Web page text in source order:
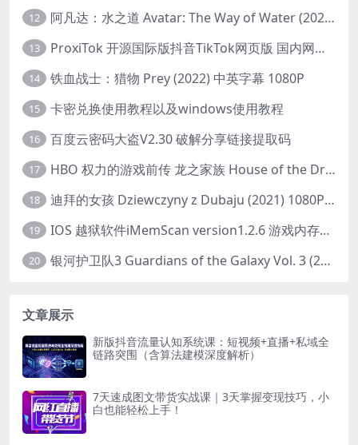
12 阿凡达：水之道 Avatar: The Way of Water (2022) 1080p 2k 4k 中文字幕
13 ProxiTok 开源国际版抖音TikTok网页版 国内网络直连
14 铁血战士：猎物 Prey (2022) 中英字幕 1080P
15 卡密兑换使用教程以及windows使用教程
16 百度云密码大盗V2.30 破解分享链接提取码
17 HBO 权力的游戏前传 龙之家族 House of the Dragon (2022) 中字 1080P 更新4集
18 迪拜的女孩 Dziewczyny z Dubaju (2021) 1080P 中字
19 IOS 越狱软件iMemScan version1.2.6 游戏内存修改器
20 银河护卫队3 Guardians of the Galaxy Vol. 3 (2023)4K高清资源1080p只分享精品
文章展示
新版抖音流量认知系统课：短视频+直播+私域全
链路突围（含算法建模深度解析）
7天速成图文带货实战课｜3天掌握变现技巧，小
白也能轻松上手！